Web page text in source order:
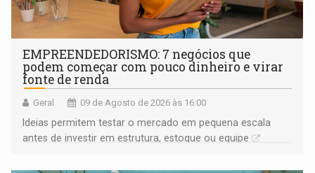
EMPREENDEDORISMO: 7 negócios que
podem começar com pouco dinheiro e virar
fonte de renda
Geral 09 de Agosto de 2026 às 16:00
Ideias permitem testar o mercado em pequena escala
antes de investir em estrutura, estoque ou equipe